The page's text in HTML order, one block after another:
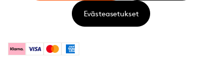
KlarnaVisa MastercardAmerican Express
Evästeasetukset